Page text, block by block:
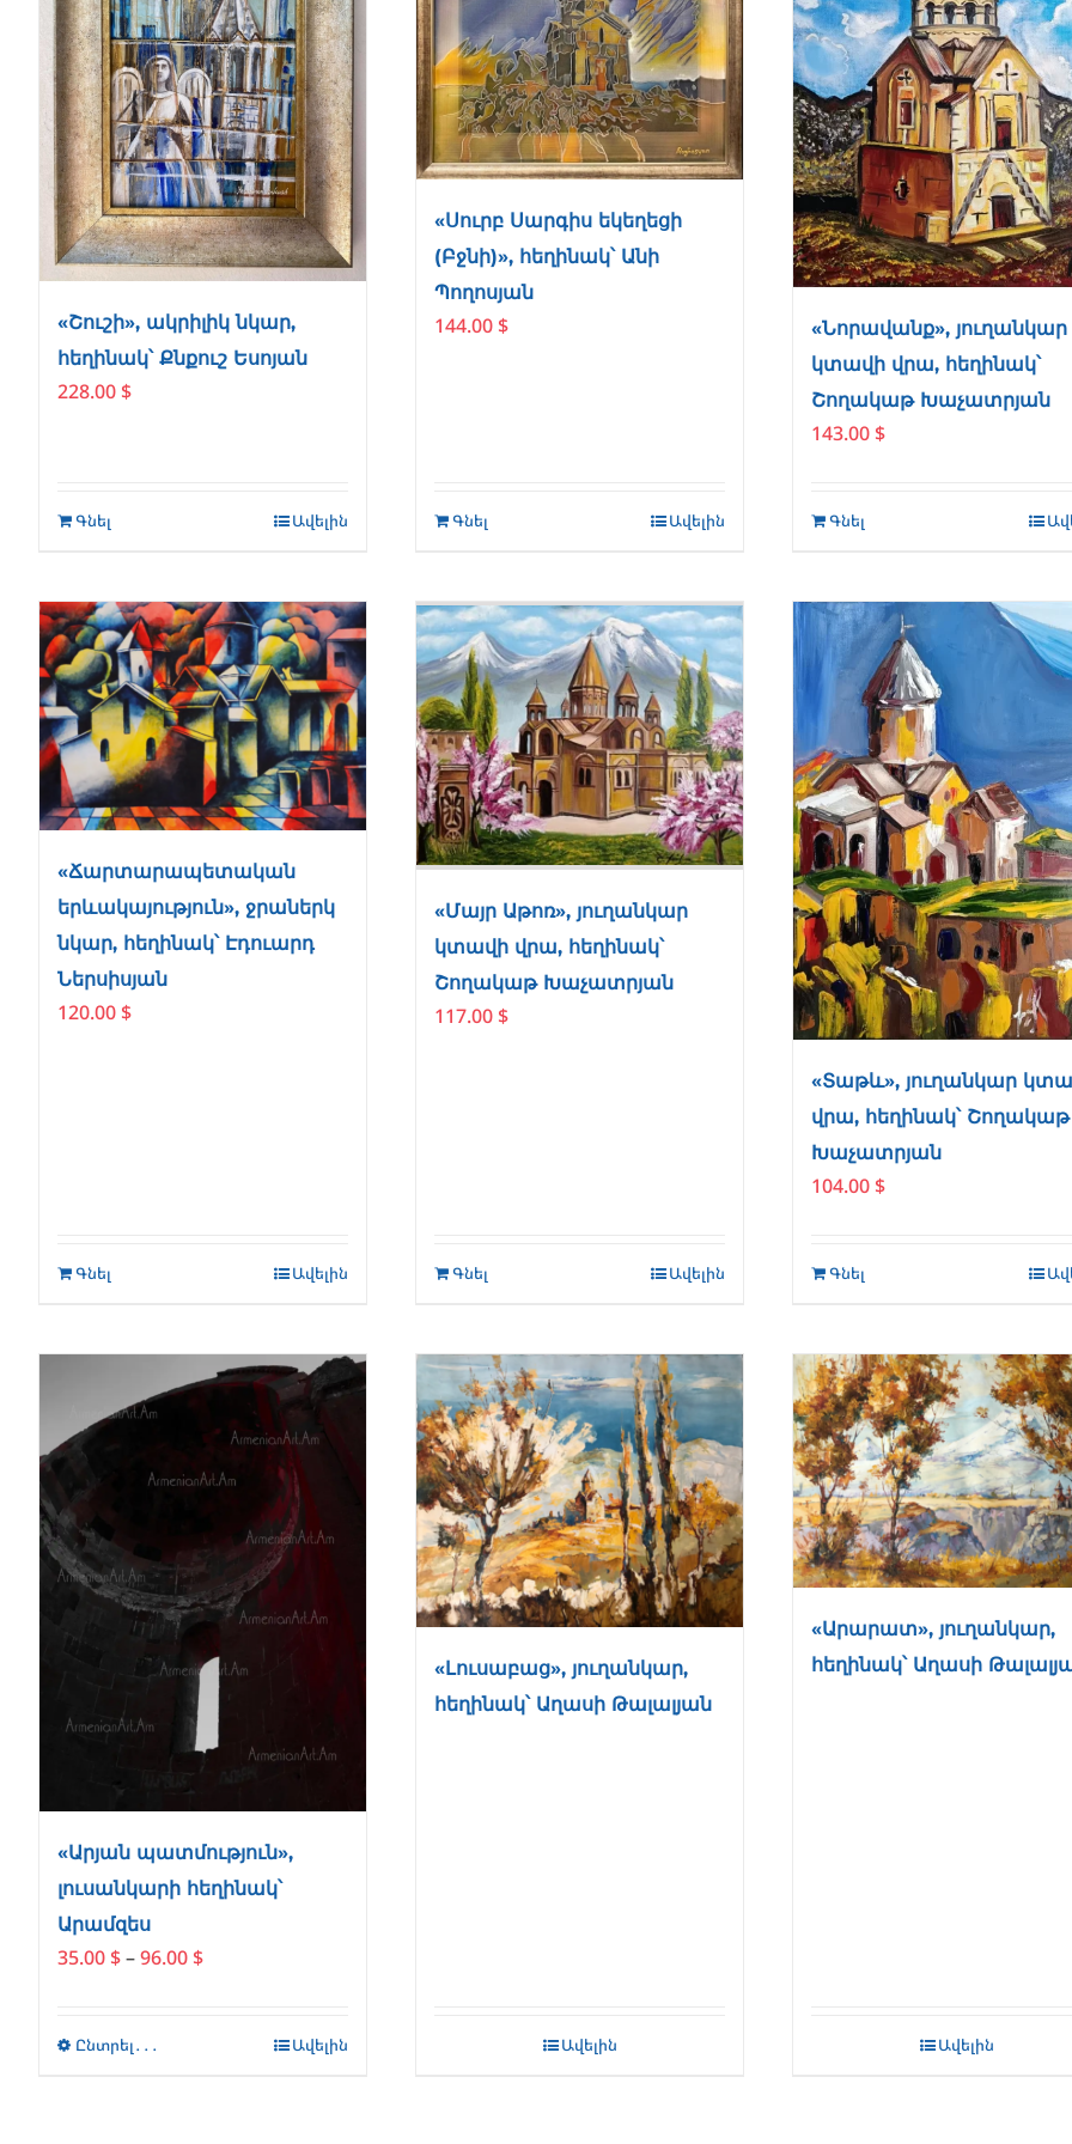
«Շուշի», ակրիլիկ նկար,
հեղինակ՝ Քնքուշ Եսոյան
228.00 $
Գնել Ավելին
«Սուրբ Սարգիս եկեղեցի
(Բջնի)», հեղինակ՝ Անի
Պողոսյան
144.00 $
Գնել Ավելին
«Նորավանք», յուղանկար
կտավի վրա, հեղինակ՝
Շողակաթ Խաչատրյան
143.00 $
Գնել
«Ճարտարապետական
երևակայություն», ջրաներկ
նկար, հեղինակ՝ Էդուարդ
Ներսիսյան
120.00 $
Գնել Ավելին
«Մայր Աթոռ», յուղանկար
կտավի վրա, հեղինակ՝
Շողակաթ Խաչատրյան
117.00 $
Գնել Ավելին
«Տաթև», յուղանկար
վրա, հեղինակ՝ Շողակաթ
Խաչատրյան
104.00 $
Գնել
«Արյան պատմություն»,
լուսանկարի հեղինակ՝
Արամզես
35.00 $–96.00 $Price
through
Ընտրել․․․ Ավելին
«Լուսաբաց», յուղանկար,
հեղինակ՝ Աղասի Թալալյան
Ավելին
«Արարատ», յուղանկար,
հեղինակ՝ Աղասի
Ավելին